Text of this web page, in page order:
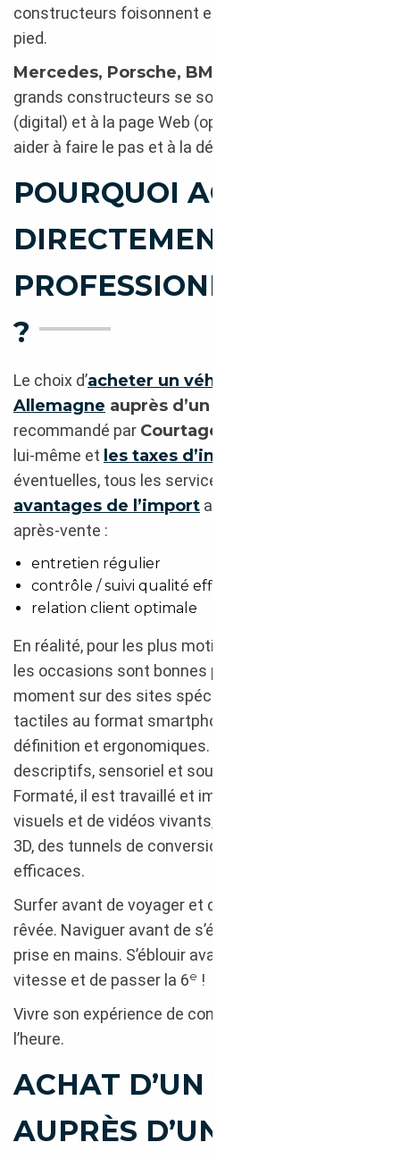
constructeurs foisonnent et vous font un appel du
pied.
Mercedes, Porsche, BMW, Jeep
grands constructeurs se sont mis sur leur 31
(digital) et à la page Web (optimisée) pour vous
aider à faire le pas et à la décision finale.
POURQUOI ACHETER
DIRECTEMENT CHEZ UN
PROFESSIONNEL AUTO
?
Le choix d’acheter un véhicule d’occasion en
Allemagne auprès d’un professionnel
recommandé par Courtage Auto
lui-même et les taxes d’importation
éventuelles, tous les services qui en découlent,
avantages de l’import ainsi que pour le service
après-vente :
entretien régulier
contrôle / suivi qualité efficients
relation client optimale
En réalité, pour les plus motivés d’entre vous, toutes
les occasions sont bonnes pour passer un bon
moment sur des sites spécialisés responsives
tactiles au format smartphone stylés, haute
définition et ergonomiques. Le texte des
descriptifs, sensoriel et soutenu, donne envie.
Formaté, il est travaillé et immersif, illustré de
visuels et de vidéos vivants, imitant à merveille la
3D, des tunnels de conversion d’achat des plus
efficaces.
Surfer avant de voyager et de conduire la voiture
rêvée. Naviguer avant de s’évader juste avant sa
prise en mains. S’éblouir avant de se griser de
vitesse et de passer la 6e !
Vivre son expérience de conducteur épanoui avant
l’heure.
ACHAT D’UN VO
AUPRÈS D’UN